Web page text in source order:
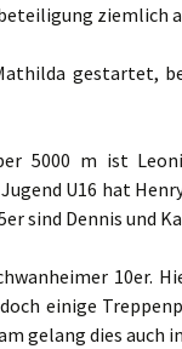
ziemlich
gestartet,
5000 m ist
U16 hat
sind Dennis und
10er.
einige
gelang dies auch